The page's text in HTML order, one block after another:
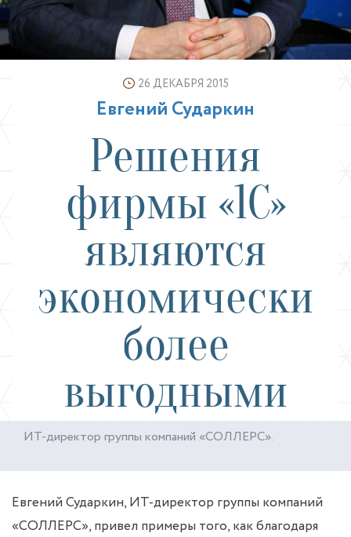
26 ДЕКАБРЯ 2015
Евгений Сударкин
Решения
фирмы «1С»
являются
экономически
более
выгодными
ИТ-директор группы компаний «СОЛЛЕРС».
Евгений Сударкин, ИТ-директор группы компаний
«СОЛЛЕРС», привел примеры того, как благодаря